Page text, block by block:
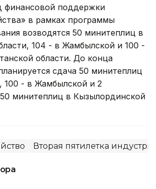
финансовой поддержки
в рамках программы
возводятся 50 минитеплиц в
104 - в Жамбылской и 100 -
области. До конца
сдача 50 минитеплиц
100 - в Жамбылской и 2
минитеплиц в Кызылординской
Вторая пятилетка